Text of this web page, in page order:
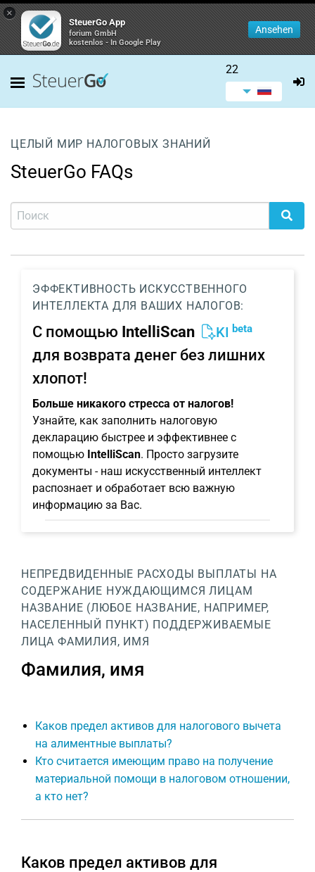
×
SteuerGo App
forium GmbH
kostenlos - In Google Play
Ansehen
22
ЦЕЛЫЙ МИР НАЛОГОВЫХ ЗНАНИЙ
SteuerGo FAQs
ЭФФЕКТИВНОСТЬ ИСКУССТВЕННОГО
ИНТЕЛЛЕКТА ДЛЯ ВАШИХ НАЛОГОВ:
С помощью IntelliScan KI beta
для возврата денег без лишних
хлопот!
Больше никакого стресса от налогов!
Узнайте, как заполнить налоговую
декларацию быстрее и эффективнее с
помощью IntelliScan. Просто загрузите
документы - наш искусственный интеллект
распознает и обработает всю важную
информацию за Вас.
НЕПРЕДВИДЕННЫЕ РАСХОДЫ ВЫПЛАТЫ НА
СОДЕРЖАНИЕ НУЖДАЮЩИМСЯ ЛИЦАМ
НАЗВАНИЕ (ЛЮБОЕ НАЗВАНИЕ, НАПРИМЕР,
НАСЕЛЕННЫЙ ПУНКТ) ПОДДЕРЖИВАЕМЫЕ
ЛИЦА ФАМИЛИЯ, ИМЯ
Фамилия, имя
Каков предел активов для налогового вычета
на алиментные выплаты?
Кто считается имеющим право на получение
материальной помощи в налоговом отношении,
а кто нет?
Каков предел активов для